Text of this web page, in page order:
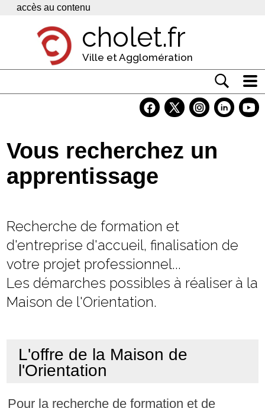
Panneau de gestion des cookies
accès au contenu
cholet.fr
Ville et Agglomération
Economie
Services
Vous recherchez un
apprentissage
Recherche de formation et
d'entreprise d'accueil, finalisation de
votre projet professionnel...
Les démarches possibles à réaliser à la
Maison de l'Orientation.
L'offre de la Maison de
l'Orientation
Pour la recherche de formation et de